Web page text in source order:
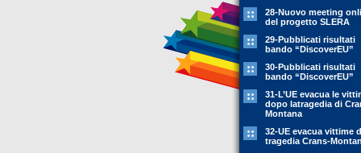
28-Nuovo meeting
del progetto SLERA
29-Pubblicati risultati
bando “DiscoverEU”
30-Pubblicati risultati
bando “DiscoverEU”
31-L’UE evacua le
dopo latragedia di
Montana
32-UE evacua vittime
tragedia Crans-